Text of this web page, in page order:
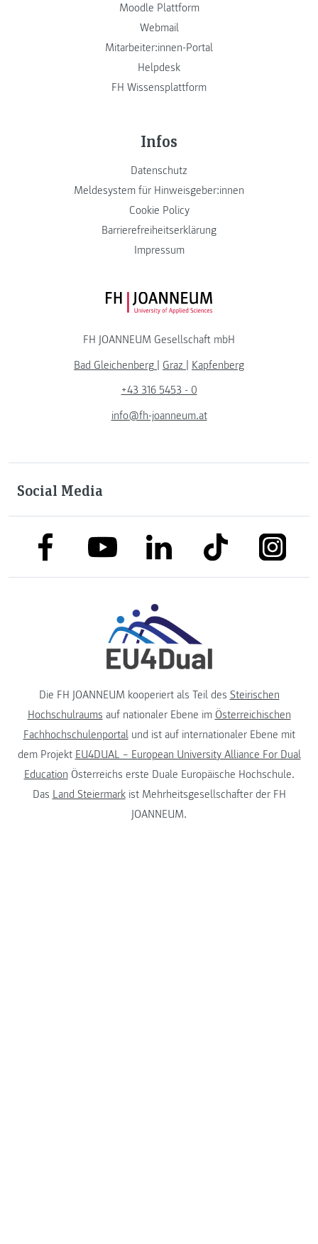
Moodle Plattform
Webmail
Mitarbeiter:innen-Portal
Helpdesk
FH Wissensplattform
Infos
Datenschutz
Meldesystem für Hinweisgeber:innen
Cookie Policy
Barrierefreiheitserklärung
Impressum
FH JOANNEUM Logo
FH JOANNEUM Gesellschaft mbH
Bad Gleichenberg | Graz | Kapfenberg
+43 316 5453 - 0
info@fh-joanneum.at
Social Media
link to facebooklink to youtubelink to linkedinlink to tiktok link to
Die FH JOANNEUM kooperiert als Teil des Steirischen
Hochschulraums auf nationaler Ebene im Österreichischen
Fachhochschulenportalund ist auf internationaler Ebene mit
dem Projekt EU4DUAL – European University Alliance For Dual
Education Österreichs erste Duale Europäische Hochschule.
Das Land Steiermarkist Mehrheitsgesellschafter der FH
JOANNEUM.